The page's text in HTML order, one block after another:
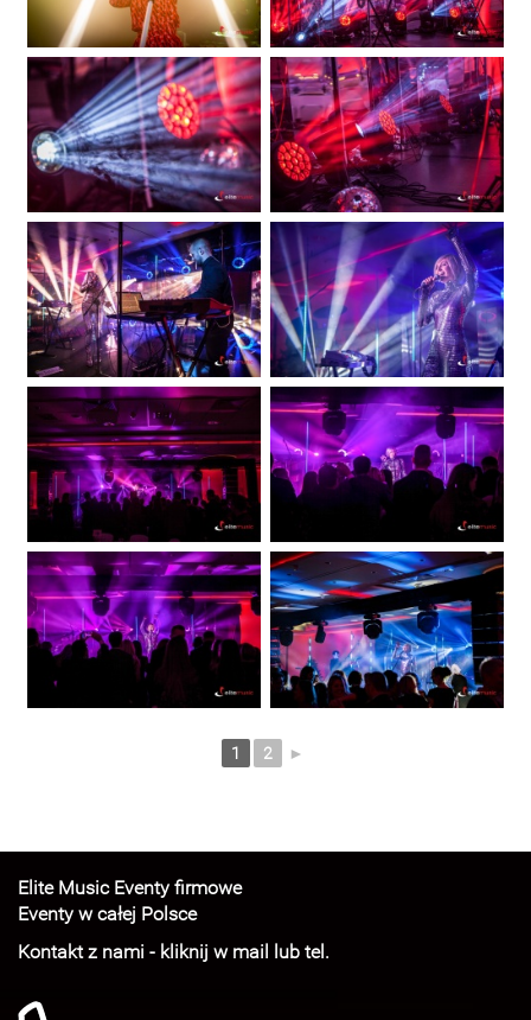
1 2 ►
Elite Music Eventy firmowe
Eventy w całej Polsce
Kontakt z nami - kliknij w mail lub tel.